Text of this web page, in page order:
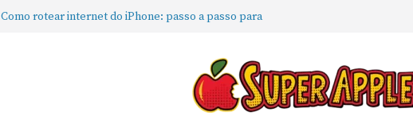
Como rotear internet do iPhone: passo a passo para
Como Usar os Cantos de Acesso Rápido no Mac
Como fechar rapidamente todas as janelas ou aplicativos
Como gravar tela do MacBook: passo a passo simples